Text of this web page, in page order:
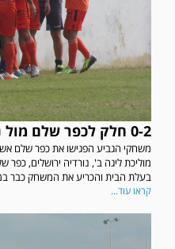
0-2 חלק לכפר שלם מול נורדיה ירושלים
משחקי הגביע הפגישו את כפר שלם
מוליכת ליגה ב', נורדיה ירושלים,
בעלת הבית והכריע את המשחק כבר
קראו עוד...